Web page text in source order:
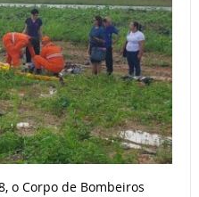
o Corpo de Bombeiros